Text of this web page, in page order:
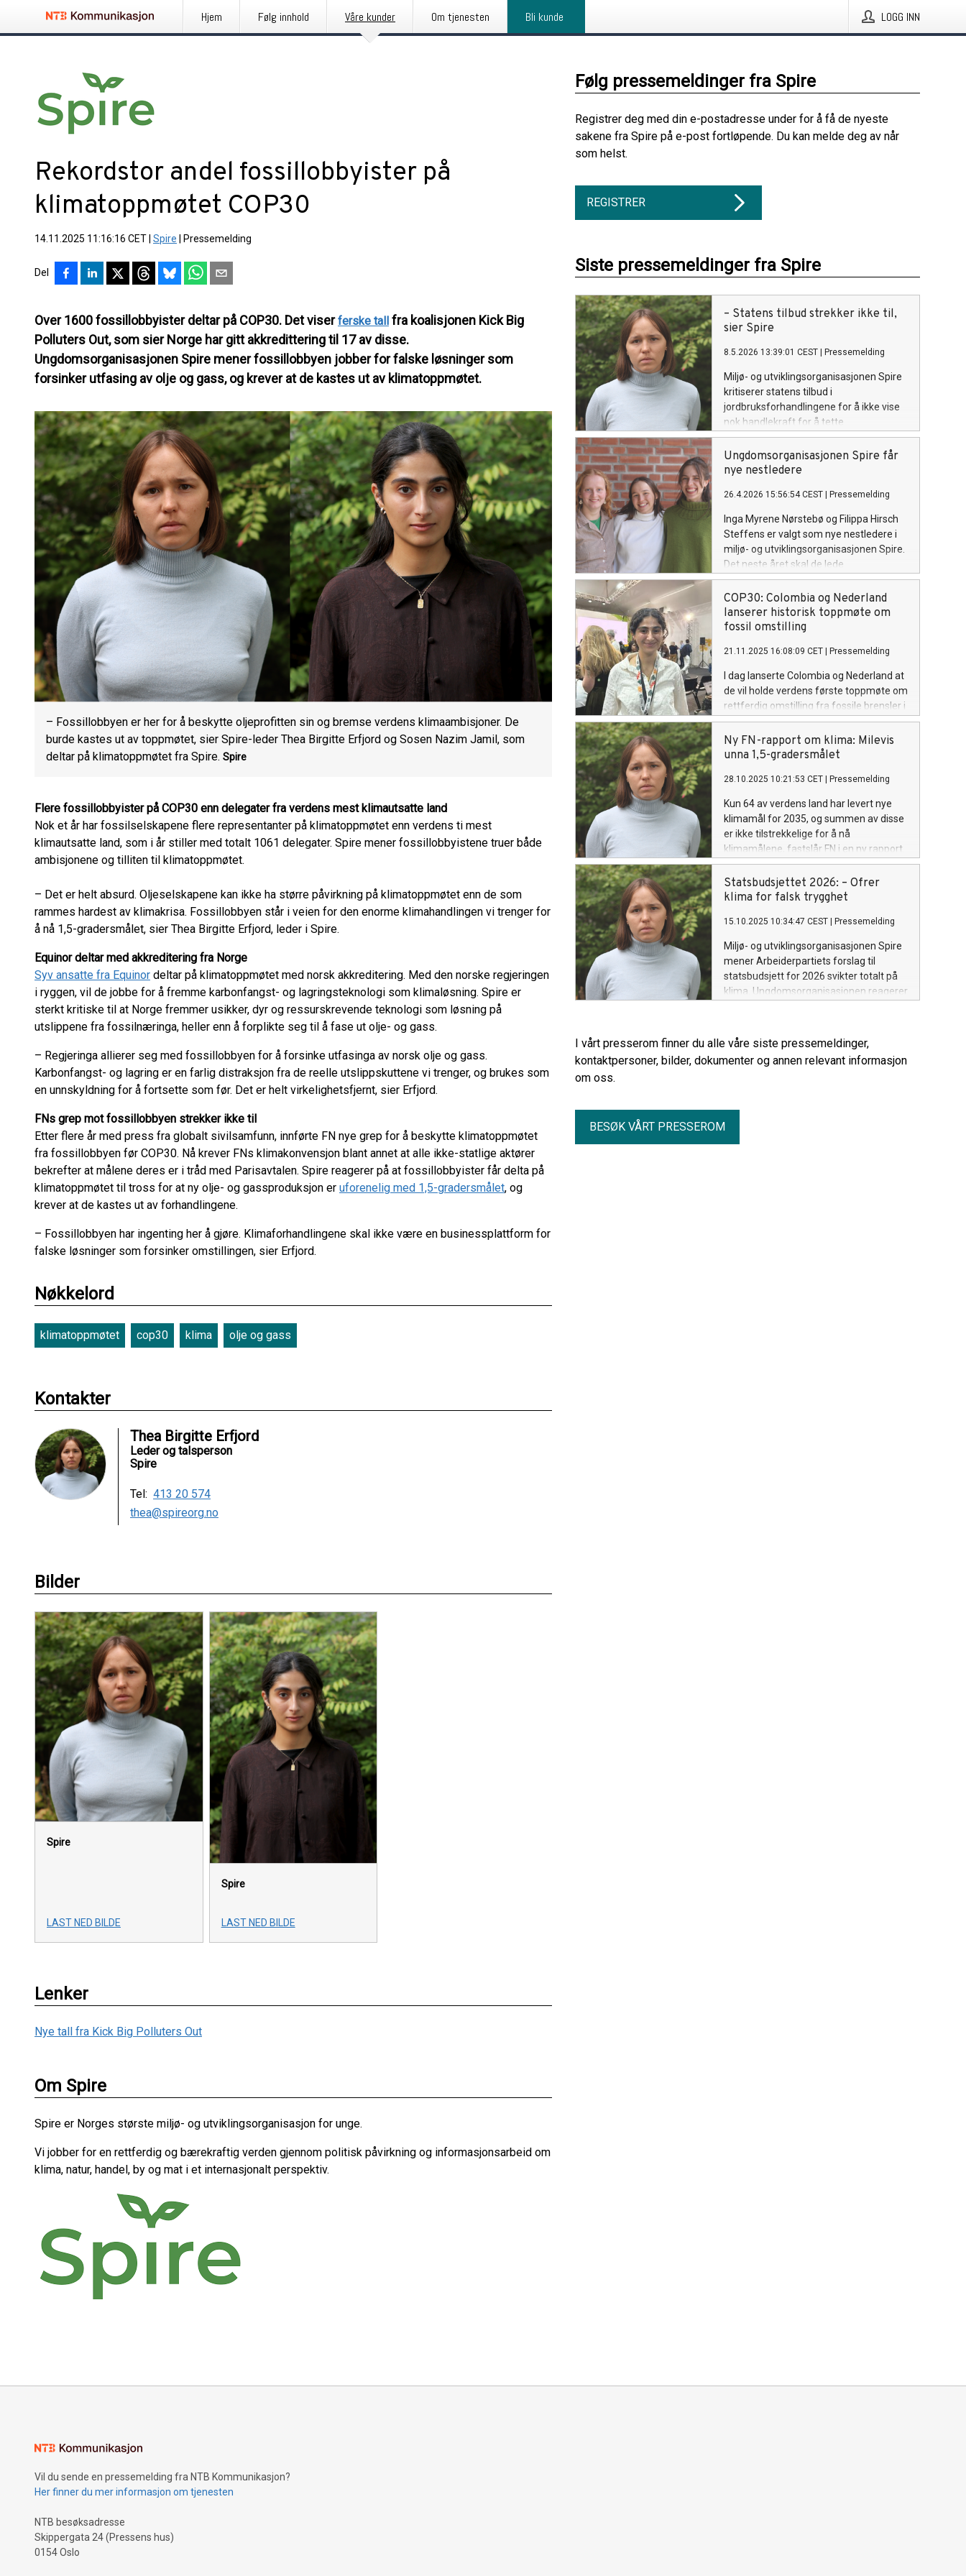
Hjem Følg innhold Våre kunder Om tjenesten Bli kunde LOGG INN
Rekordstor andel fossillobbyister på
klimatoppmøtet COP30
14.11.2025 11:16:16 CET Spire Pressemelding
Del
Over 1600 fossillobbyister deltar på COP30. Det viserferske tall fra koalisjonen Kick Big
Polluters Out, som sier Norge har gitt akkredittering til 17 av disse.
Ungdomsorganisasjonen Spire mener fossillobbyen jobber for falske løsninger som
forsinker utfasing av olje og gass, og krever at de kastes ut av klimatoppmøtet.
– Fossillobbyen er her for å beskytte oljeprofitten sin og bremse verdens klimaambisjoner. De
burde kastes ut av toppmøtet, sier Spire-leder Thea Birgitte Erfjord og Sosen Nazim Jamil, som
deltar på klimatoppmøtet fra Spire. Spire
Flere fossillobbyister på COP30 enn delegater fra verdens mest klimautsatte land
Nok et år har fossilselskapene flere representanter på klimatoppmøtet enn verdens ti mest
klimautsatte land, som i år stiller med totalt 1061 delegater. Spire mener fossillobbyistene truer både
ambisjonene og tilliten til klimatoppmøtet.
– Det er helt absurd. Oljeselskapene kan ikke ha større påvirkning på klimatoppmøtet enn de som
rammes hardest av klimakrisa. Fossillobbyen står i veien for den enorme klimahandlingen vi trenger for
å nå 1,5-gradersmålet, sier Thea Birgitte Erfjord, leder i Spire.
Equinor deltar med akkreditering fra Norge
Syv ansatte fra Equinor deltar på klimatoppmøtet med norsk akkreditering. Med den norske regjeringen
i ryggen, vil de jobbe for å fremme karbonfangst- og lagringsteknologi som klimaløsning. Spire er
sterkt kritiske til at Norge fremmer usikker, dyr og ressurskrevende teknologi som løsning på
utslippene fra fossilnæringa, heller enn å forplikte seg til å fase ut olje- og gass.
– Regjeringa allierer seg med fossillobbyen for å forsinke utfasinga av norsk olje og gass.
Karbonfangst- og lagring er en farlig distraksjon fra de reelle utslippskuttene vi trenger, og brukes som
en unnskyldning for å fortsette som før. Det er helt virkelighetsfjernt, sier Erfjord.
FNs grep mot fossillobbyen strekker ikke til
Etter flere år med press fra globalt sivilsamfunn, innførte FN nye grep for å beskytte klimatoppmøtet
fra fossillobbyen før COP30. Nå krever FNs klimakonvensjon blant annet at alle ikke-statlige aktører
bekrefter at målene deres er i tråd med Parisavtalen. Spire reagerer på at fossillobbyister får delta på
klimatoppmøtet til tross for at ny olje- og gassproduksjon er uforenelig med 1,5-gradersmålet, og
krever at de kastes ut av forhandlingene.
– Fossillobbyen har ingenting her å gjøre. Klimaforhandlingene skal ikke være en businessplattform for
falske løsninger som forsinker omstillingen, sier Erfjord.
Nøkkelord
klimatoppmøtet cop30 klima olje og gass
Kontakter
Thea Birgitte Erfjord
Leder og talsperson
Spire
Tel: 413 20 574
thea@spireorg.no
Bilder
Spire
LAST NED BILDE
Spire
LAST NED BILDE
Lenker
Nye tall fra Kick Big Polluters Out
Om Spire
​Spire er Norges største miljø- og utviklingsorganisasjon for unge.
Vi jobber for en rettferdig og bærekraftig verden gjennom politisk påvirkning og informasjonsarbeid om
klima, natur, handel, by og mat i et internasjonalt perspektiv.
Følg pressemeldinger fra Spire
Registrer deg med din e-postadresse under for å få de nyeste
sakene fra Spire på e-post fortløpende. Du kan melde deg av når
som helst.
REGISTRER
Siste pressemeldinger fra Spire
– Statens tilbud strekker ikke til,
sier Spire
8.5.2026 13:39:01 CEST Pressemelding
Miljø- og utviklingsorganisasjonen Spire
kritiserer statens tilbud i
jordbruksforhandlingene for å ikke vise
nok handlekraft for å tette
inntektsgapet, nå målene for norsk
sjølforsyning, og sikre et mangfoldig
jordbruk. Tilbudet på 3,2 milliarder er
milliarder.
Ungdomsorganisasjonen Spire får
nye nestledere
26.4.2026 15:56:54 CEST Pressemelding
Inga Myrene Nørstebø og Filippa Hirsch
Steffens er valgt som nye nestledere i
miljø- og utviklingsorganisasjonen Spire.
Det neste året skal de lede
organisasjonen sammen med leder
Thea Birgitte Erfjord.
COP30: Colombia og Nederland
lanserer historisk toppmøte om
fossil omstilling
21.11.2025 16:08:09 CET Pressemelding
I dag lanserte Colombia og Nederland at
de vil holde verdens første toppmøte om
rettferdig omstilling fra fossile brensler i
Colombia 28-29 april 2026. Samtidig
lanserte landene “Belém Declaration on
the Just Transition Away from Fossil
land. Norge er så langt ikke blant disse.
Ny FN-rapport om klima: Milevis
unna 1,5-gradersmålet
28.10.2025 10:21:53 CET Pressemelding
Kun 64 av verdens land har levert nye
klimamål for 2035, og summen av disse
er ikke tilstrekkelige for å nå
klimamålene, fastslår FN i en ny rapport.
Ungdomsorganisasjonen Spire reagerer
på at ingen fossilproduserende land i det
globale nord har lagt tidslinjer for
utfasning av norsk olje og gass for å
styre unna klimakollaps.
Statsbudsjettet 2026: – Ofrer
klima for falsk trygghet
15.10.2025 10:34:47 CEST Pressemelding
Miljø- og utviklingsorganisasjonen Spire
mener Arbeiderpartiets forslag til
statsbudsjett for 2026 svikter totalt på
klima. Ungdomsorganisasjonen reagerer
klimakvoter, samtidig som framgangen
med Norges utslippskutt uteblir helt.
I vårt presserom finner du alle våre siste pressemeldinger,
kontaktpersoner, bilder, dokumenter og annen relevant informasjon
om oss.
BESØK VÅRT PRESSEROM
Vil du sende en pressemelding fra NTB Kommunikasjon?
Her finner du mer informasjon om tjenesten
NTB besøksadresse
Skippergata 24 (Pressens hus)
0154 Oslo